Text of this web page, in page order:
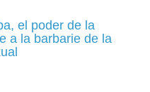
el poder de la
a la barbarie de la